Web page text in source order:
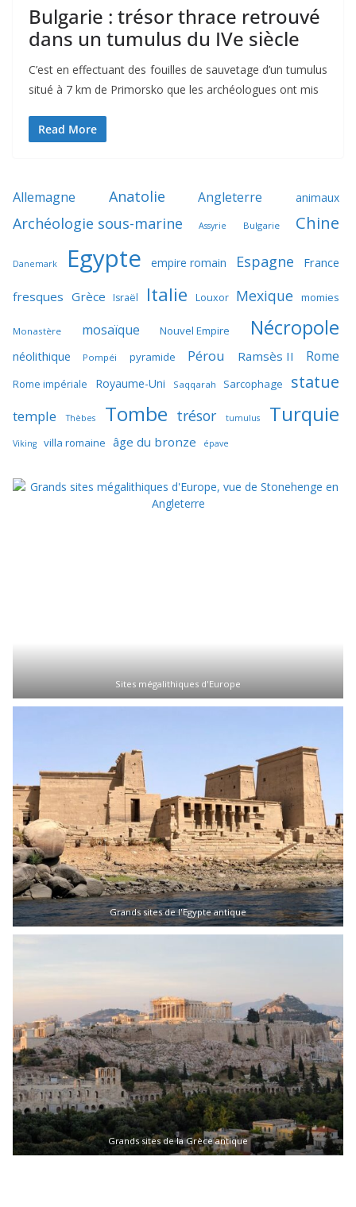
Bulgarie : trésor thrace retrouvé
dans un tumulus du IVe siècle
C’est en effectuant des fouilles de sauvetage d’un tumulus
situé à 7 km de Primorsko que les archéologues ont mis
Read More
Allemagne Anatolie Angleterre animaux
Archéologie sous-marine Assyrie Bulgarie Chine
Danemark Egypte empire romain Espagne France
fresques Grèce Israël Italie Louxor Mexique momies
Monastère mosaïque Nouvel Empire Nécropole
néolithique Pompéi pyramide Pérou Ramsès II Rome
Rome impériale Royaume-Uni Saqqarah Sarcophage statue
temple Thèbes Tombe trésor tumulus Turquie
Viking villa romaine âge du bronze épave
Sites mégalithiques d'Europe
Grands sites de l'Egypte antique
Grands sites de la Grèce antique